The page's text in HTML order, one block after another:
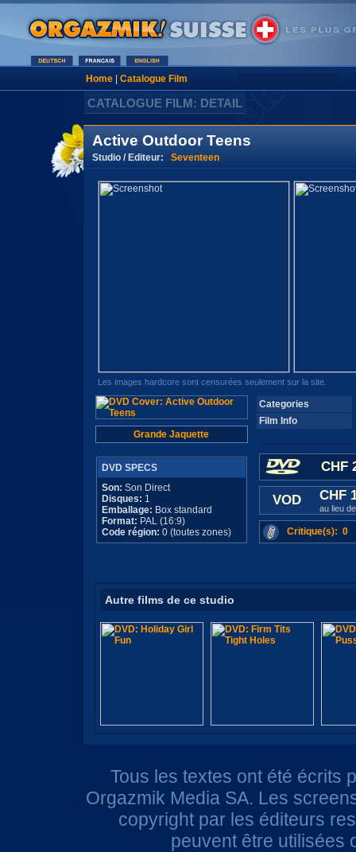
Home| Catalogue Film
CATALOGUE FILM: DETAIL
Active Outdoor Teens
Studio / Editeur: Seventeen
Les images hardcore sont censurées seulement sur la site.
Grande Jaquette
DVD SPECS
Son: Son Direct
Disques: 1
Emballage: Box standard
Format: PAL (16:9)
Code région: 0 (toutes zones)
Categories
Film Info
CHF
VOD CHF
au lieu
Critique(s): 0
Autre films de ce studio
Tous les textes ont été écrits
Orgazmik Media SA. Les
copyright par les éditeurs
peuvent être utilisées